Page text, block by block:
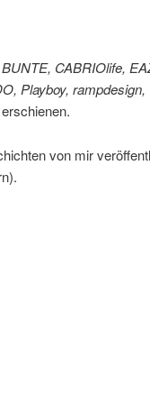
BUNTE, CABRIOlife,
Playboy, rampdesign,
erschienen.
von mir